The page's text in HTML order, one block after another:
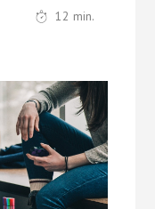
12 min.